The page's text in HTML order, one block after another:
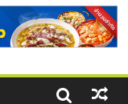
ยที่ไหนดี?
และตอบ